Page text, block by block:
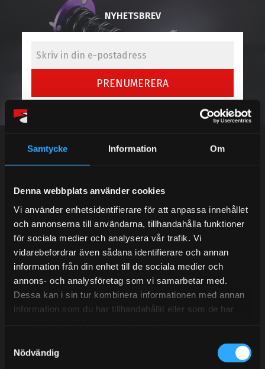
Samtycke Information Om
Denna webbplats använder cookies
Vi använder enhetsidentifierare för att anpassa innehållet
och annonserna till användarna, tillhandahålla funktioner
för sociala medier och analysera vår trafik. Vi
vidarebefordrar även sådana identifierare och annan
information från din enhet till de sociala medier och
annons- och analysföretag som vi samarbetar med.
Dessa kan i sin tur kombinera informationen med annan
information som du har tillhandahållit eller som de har
Nödvändig
NYHETSBREV
PRENUMERERA
integritetspolicy.
Kundtjänst telefon:
Semestertider.
Under V.27 - V.33 nås vi enbart på mejl. Ordrar skickas
under sommaren men med viss fördröjning. 2/7 -9/7 är
det helt stängt.
Mån-Tors: 10:30-15:00
Lunchstängt 12:00-13:00
E-post: info@streetperformance.se